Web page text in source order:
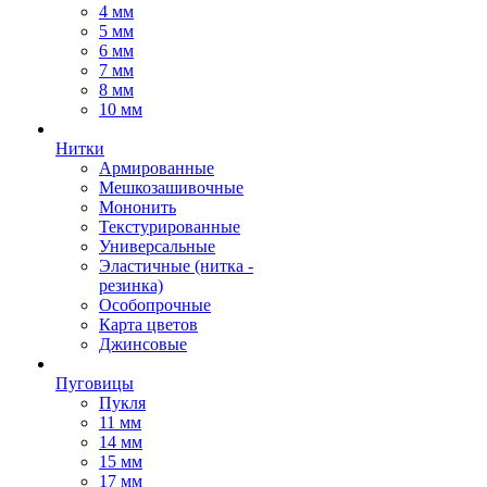
4 мм
5 мм
6 мм
7 мм
8 мм
10 мм
Нитки
Армированные
Мешкозашивочные
Мононить
Текстурированные
Универсальные
Эластичные (нитка -
резинка)
Особопрочные
Карта цветов
Джинсовые
Пуговицы
Пукля
11 мм
14 мм
15 мм
17 мм